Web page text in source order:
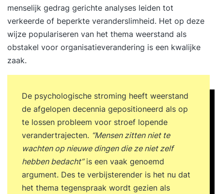
menselijk gedrag gerichte analyses leiden tot
verkeerde of beperkte veranderslimheid. Het op deze
wijze populariseren van het thema weerstand als
obstakel voor organisatieverandering is een kwalijke
zaak.
De psychologische stroming heeft weerstand
de afgelopen decennia gepositioneerd als op
te lossen probleem voor stroef lopende
verandertrajecten. “Mensen zitten niet te
wachten op nieuwe dingen die ze niet zelf
hebben bedacht”is een vaak genoemd
argument. Des te verbijsterender is het nu dat
het thema tegenspraak wordt gezien als